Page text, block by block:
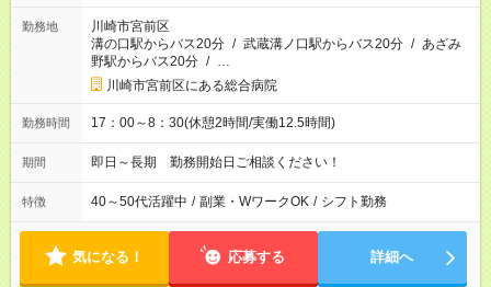
勤務地
川崎市宮前区
溝の口駅からバス20分 / 武蔵溝ノ口駅からバス20分 / あざみ
野駅からバス20分 / …
川崎市宮前区にある総合病院
勤務時間 17：00～8：30(休憩2時間/実働12.5時間)
期間 即日～長期 勤務開始日ご相談ください！
特徴 40～50代活躍中 / 副業・WワークOK / シフト勤務
気になる！ 応募する 詳細へ